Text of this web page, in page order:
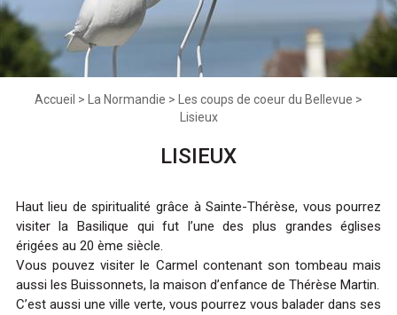
Accueil > La Normandie > Les coups de coeur du Bellevue >
Lisieux
LISIEUX
Haut lieu de spiritualité grâce à Sainte-Thérèse, vous pourrez
visiter la Basilique qui fut l’une des plus grandes églises
érigées au 20 ème siècle.
Vous pouvez visiter le Carmel contenant son tombeau mais
aussi les Buissonnets, la maison d’enfance de Thérèse Martin.
C’est aussi une ville verte, vous pourrez vous balader dans ses